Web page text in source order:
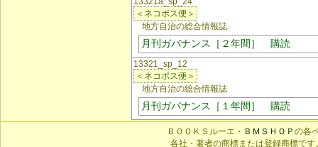
＜ネコポス便＞
地方自治の総合情報誌
月刊ガバナンス［２年間］ 購読
13321_sp_12
＜ネコポス便＞
地方自治の総合情報誌
月刊ガバナンス［１年間］ 購読
ＢＯＯＫＳルーエ・ ＢＭＳＨＯＰ の各
各社・著者の商標または登録商標で